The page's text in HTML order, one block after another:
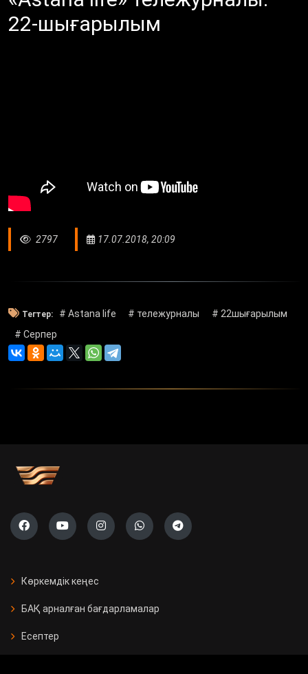
22-шығарылым
2797 17.07.2018, 20:09
Тегтер: # Astana life # тележурналы
# 22шығарылым
# Серпер
Көркемдік кеңес
БАҚ арналған бағдарламалар
Есептер